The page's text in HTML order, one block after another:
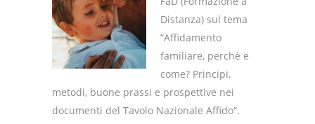
Distanza) sul tema
“Affidamento
familiare, perchè e
come? Principi,
metodi, buone prassi e prospettive nei
documenti del Tavolo Nazionale Affido”.